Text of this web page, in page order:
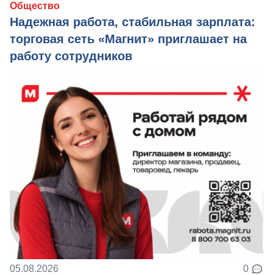
Общество
Надежная работа, стабильная зарплата:
торговая сеть «Магнит» приглашает на
работу сотрудников
05.08.2026 0